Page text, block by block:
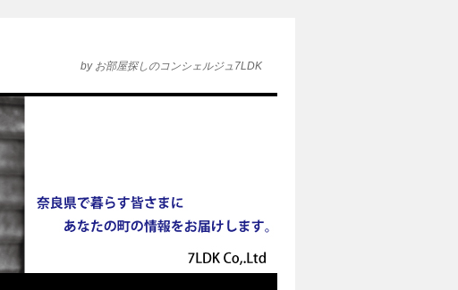
by お部屋探しのコンシェルジュ7LDK